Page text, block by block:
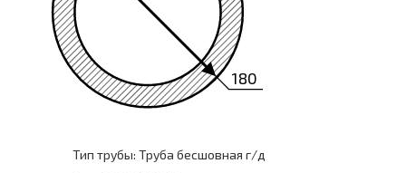
180
Тип трубы: Труба бесшовная г/д